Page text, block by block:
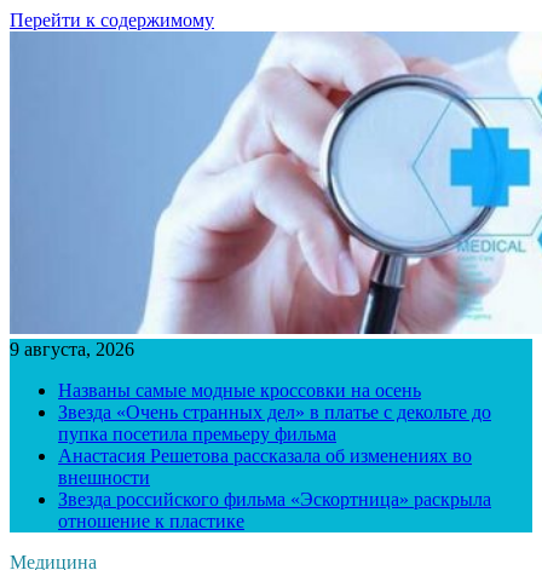
Перейти к содержимому
9 августа, 2026
Названы самые модные кроссовки на осень
Звезда «Очень странных дел» в платье с декольте до
пупка посетила премьеру фильма
Анастасия Решетова рассказала об изменениях во
внешности
Звезда российского фильма «Эскортница» раскрыла
отношение к пластике
Медицина